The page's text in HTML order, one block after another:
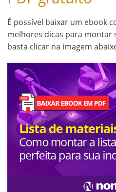
É possível baixar um ebook
melhores dicas para montar
basta clicar na imagem